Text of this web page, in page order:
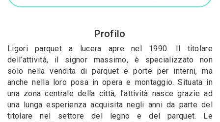
Profilo
Ligori parquet a lucera apre nel 1990. Il titolare
dell’attività, il signor massimo, è specializzato non
solo nella vendita di parquet e porte per interni, ma
anche nella loro posa in opera e montaggio. Situata in
una zona centrale della città, l’attività nasce grazie ad
una lunga esperienza acquisita negli anni da parte del
titolare nel settore del legno e del parquet. Le